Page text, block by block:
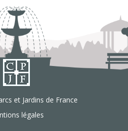
et Jardins de France
légales